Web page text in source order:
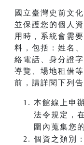
國立臺灣史前文
並保護您的個人
用時，系統會需
料，包括：姓名
絡電話、身分證
導覽、場地租借
前，請詳閱下列
本館線上申
法令規定，
圍內蒐集您
個資之類別：